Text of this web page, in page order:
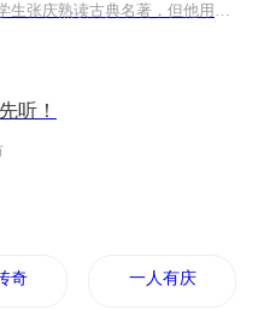
某大学文学史专业的学生张庆熟读古典名著，但他用现代观念剖析古代文学史的论文命题不被叶教授所认可。为了让叶教授成为自己的研究生导师，张庆决定通过写小说的方式，进一步阐述自己想要表达的观点。 在他的小说中，身世神秘的少年——范闲，自小跟随奶奶...
听！
奇 一人有庆